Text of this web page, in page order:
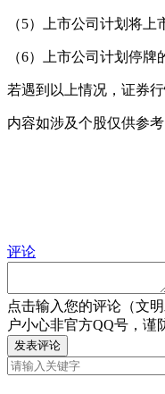
（5）上市公司计划将上
（6）上市公司计划停牌
若遇到以上情况，证券
内容如涉及个股仅供参
评论
点击输入您的评论（文
户小心非官方QQ号，谨
发表评论